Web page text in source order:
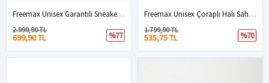
Freemax Unisex Garantili Sneaker Spor Ayakkabı. Siyah Bej
699,90 TL
2.999,90 TL
%77
Freemax Unisex Çoraplı Halı Saha Futbol Ayakkabısı Freemax.1452 Kırmızı Siyah
535,75 TL
1.799,90 TL
%70